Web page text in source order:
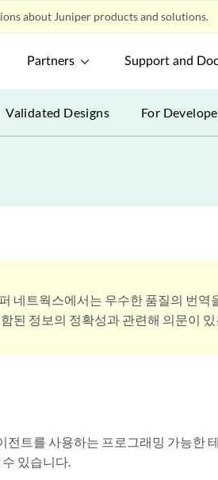
about Juniper products and solutions.
Partners Support and
Validated Designs For
네트웍스에서는 우수한 품질의 번역
된 정보의 정확성과 관련해 의문이
트를 사용하는 프로그래밍 가능한
있습니다.